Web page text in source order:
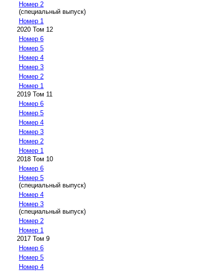
Номер 2
(специальный выпуск)
Номер 1
2020 Том 12
Номер 6
Номер 5
Номер 4
Номер 3
Номер 2
Номер 1
2019 Том 11
Номер 6
Номер 5
Номер 4
Номер 3
Номер 2
Номер 1
2018 Том 10
Номер 6
Номер 5
(специальный выпуск)
Номер 4
Номер 3
(специальный выпуск)
Номер 2
Номер 1
2017 Том 9
Номер 6
Номер 5
Номер 4